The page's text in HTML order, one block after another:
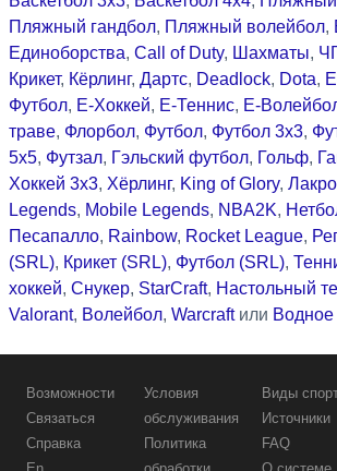
Пляжный гандбол, Пляжный волейбол,
Единоборства, Call of Duty, Шахматы,
Крикет, Кёрлинг, Дартс, Deadlock, Dota,
Футбол, Е-Хоккей, Е-Теннис, Е-
траве, Флорбол, Футбол, Футбол 3x3,
5x5, Футзал, Гэльский футбол, Гольф,
Хоккей 3x3, Хёрлинг, King of Glory,
Legends, Mobile Legends, NBA2K,
Песапалло, Rainbow, Rocket League,
(SRL), Крикет (SRL), Футбол (SRL),
хоккей, Снукер, StarCraft, Настольный
Valorant, Волейбол, Warcraftили
Возможности
Связаться
Справка
Условия
обслуживания
Политика
Виды
Источники
FAQ